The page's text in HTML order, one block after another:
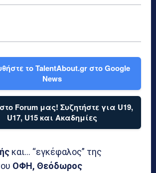
το TalentAbout.gr στο Google
News
Forum μας! Συζητήστε για U19,
U17, U15 και Ακαδημίες
και… “εγκέφαλος” της
ΟΦΗ, Θεόδωρος